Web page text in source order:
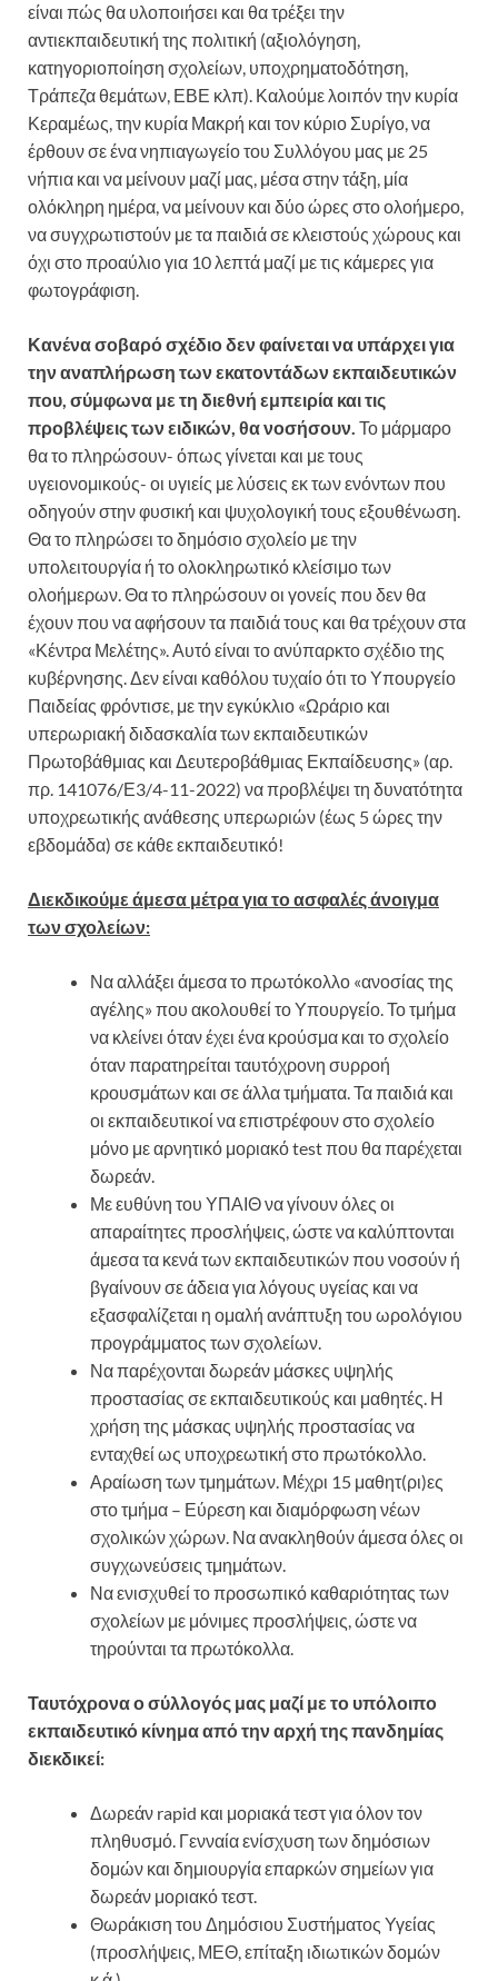
είναι πώς θα υλοποιήσει και θα τρέξει την
αντιεκπαιδευτική της πολιτική (αξιολόγηση,
κατηγοριοποίηση σχολείων, υποχρηματοδότηση,
Τράπεζα θεμάτων, ΕΒΕ κλπ). Καλούμε λοιπόν την κυρία
Κεραμέως, την κυρία Μακρή και τον κύριο Συρίγο, να
έρθουν σε ένα νηπιαγωγείο του Συλλόγου μας με 25
νήπια και να μείνουν μαζί μας, μέσα στην τάξη, μία
ολόκληρη ημέρα, να μείνουν και δύο ώρες στο ολοήμερο,
να συγχρωτιστούν με τα παιδιά σε κλειστούς χώρους και
όχι στο προαύλιο για 10 λεπτά μαζί με τις κάμερες για
φωτογράφιση.
Κανένα σοβαρό σχέδιο δεν φαίνεται να υπάρχει για
την αναπλήρωση των εκατοντάδων εκπαιδευτικών
που, σύμφωνα με τη διεθνή εμπειρία και τις
προβλέψεις των ειδικών, θα νοσήσουν. Το μάρμαρο
θα το πληρώσουν- όπως γίνεται και με τους
υγειονομικούς- οι υγιείς με λύσεις εκ των ενόντων που
οδηγούν στην φυσική και ψυχολογική τους εξουθένωση.
Θα το πληρώσει το δημόσιο σχολείο με την
υπολειτουργία ή το ολοκληρωτικό κλείσιμο των
ολοήμερων. Θα το πληρώσουν οι γονείς που δεν θα
έχουν που να αφήσουν τα παιδιά τους και θα τρέχουν στα
«Κέντρα Μελέτης». Αυτό είναι το ανύπαρκτο σχέδιο της
κυβέρνησης. Δεν είναι καθόλου τυχαίο ότι το Υπουργείο
Παιδείας φρόντισε, με την εγκύκλιο «Ωράριο και
υπερωριακή διδασκαλία των εκπαιδευτικών
Πρωτοβάθμιας και Δευτεροβάθμιας Εκπαίδευσης» (αρ.
πρ. 141076/Ε3/4-11-2022) να προβλέψει τη δυνατότητα
υποχρεωτικής ανάθεσης υπερωριών (έως 5 ώρες την
εβδομάδα) σε κάθε εκπαιδευτικό!
Διεκδικούμε άμεσα μέτρα για το ασφαλές άνοιγμα
των σχολείων:
Να αλλάξει άμεσα το πρωτόκολλο «ανοσίας της
αγέλης» που ακολουθεί το Υπουργείο. Το τμήμα
να κλείνει όταν έχει ένα κρούσμα και το σχολείο
όταν παρατηρείται ταυτόχρονη συρροή
κρουσμάτων και σε άλλα τμήματα. Τα παιδιά και
οι εκπαιδευτικοί να επιστρέφουν στο σχολείο
μόνο με αρνητικό μοριακό test που θα παρέχεται
δωρεάν.
Με ευθύνη του ΥΠΑΙΘ να γίνουν όλες οι
απαραίτητες προσλήψεις, ώστε να καλύπτονται
άμεσα τα κενά των εκπαιδευτικών που νοσούν ή
βγαίνουν σε άδεια για λόγους υγείας και να
εξασφαλίζεται η ομαλή ανάπτυξη του ωρολόγιου
προγράμματος των σχολείων.
Να παρέχονται δωρεάν μάσκες υψηλής
προστασίας σε εκπαιδευτικούς και μαθητές. Η
χρήση της μάσκας υψηλής προστασίας να
ενταχθεί ως υποχρεωτική στο πρωτόκολλο.
Αραίωση των τμημάτων. Μέχρι 15 μαθητ(ρι)ες
στο τμήμα – Εύρεση και διαμόρφωση νέων
σχολικών χώρων. Να ανακληθούν άμεσα όλες οι
συγχωνεύσεις τμημάτων.
Να ενισχυθεί το προσωπικό καθαριότητας των
σχολείων με μόνιμες προσλήψεις, ώστε να
τηρούνται τα πρωτόκολλα.
Ταυτόχρονα ο σύλλογός μας μαζί με το υπόλοιπο
εκπαιδευτικό κίνημα από την αρχή της πανδημίας
διεκδικεί:
Δωρεάν rapid και μοριακά τεστ για όλον τον
πληθυσμό. Γενναία ενίσχυση των δημόσιων
δομών και δημιουργία επαρκών σημείων για
δωρεάν μοριακό τεστ.
Θωράκιση του Δημόσιου Συστήματος Υγείας
(προσλήψεις, ΜΕΘ, επίταξη ιδιωτικών δομών